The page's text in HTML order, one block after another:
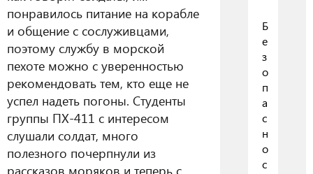
понравилось питание на корабле
и общение с сослуживцами,
поэтому службу в морской
пехоте можно с уверенностью
рекомендовать тем, кто еще не
успел надеть погоны. Студенты
группы ПХ-411 с интересом
слушали солдат, много
полезного почерпнули из
рассказов моряков и теперь с
Б
е
з
о
п
а
с
н
о
с